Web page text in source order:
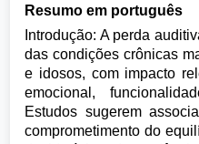
Resumo em português
Introdução: A perda
das condições crônicas
e idosos, com impacto
emocional,
Estudos sugerem
comprometimento do